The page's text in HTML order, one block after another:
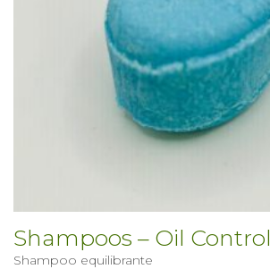
Shampoos – Oil Control
Shampoo equilibrante